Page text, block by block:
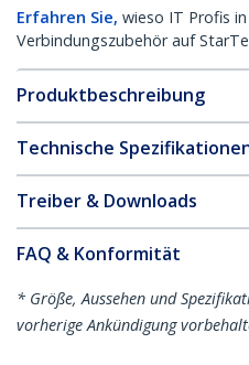
Erfahren Sie, wieso IT Profis
Verbindungszubehör auf
Produktbeschreibung
Technische
Treiber & Downloads
FAQ & Konformität
* Größe, Aussehen und
vorherige Ankündigung